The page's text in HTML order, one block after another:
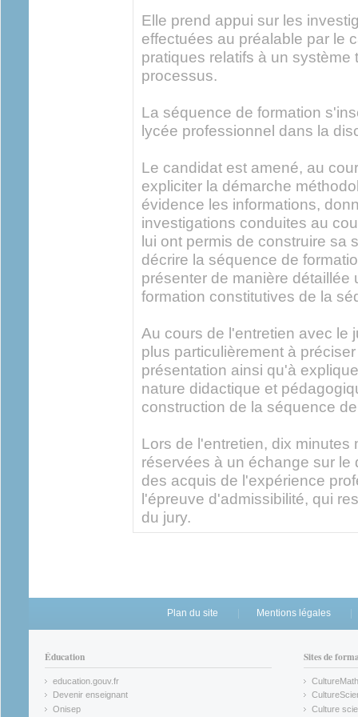
Elle prend appui sur les
effectuées au préalable par le
pratiques relatifs à un système
processus.
La séquence de formation
lycée professionnel dans la
Le candidat est amené, au
expliciter la démarche
évidence les informations,
investigations conduites au
lui ont permis de construire sa
décrire la séquence de
présenter de manière détaillée
formation constitutives de la
Au cours de l'entretien avec le
plus particulièrement à
présentation ainsi qu'à
nature didactique et
construction de la séquence
Lors de l'entretien, dix minutes
réservées à un échange sur
des acquis de l'expérience
l'épreuve d'admissibilité, qui
du jury.
Plan du site Mentions légales
Éducation
education.gouv.fr
(link is external)
Devenir enseignant
(link is external)
Onisep
Sites de
CultureMath
(link is
(link is
Culture